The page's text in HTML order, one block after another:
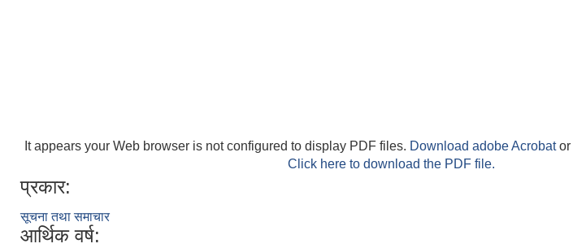
It appears your Web browser is not configured to display PDF files. Download adobe Acrobator
Click here to download the PDF file.
प्रकार:
सूचना तथा समाचार
आर्थिक वर्ष: